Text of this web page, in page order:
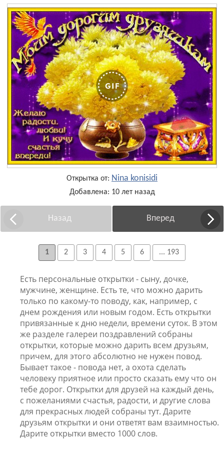
Открытка от: Nina konisidi
Добавлена: 10 лет назад
Назад Вперед
1 2 3 4 5 6 ... 193
Есть персональные открытки - сыну, дочке,
мужчине, женщине. Есть те, что можно дарить
только по какому-то поводу, как, например, с
днем рождения или новым годом. Есть открытки
привязанные к дню недели, времени суток. В этом
же разделе галереи поздравлений собраны
открытки, которые можно дарить всем друзьям,
причем, для этого абсолютно не нужен повод.
Бывает такое - повода нет, а охота сделать
человеку приятное или просто сказать ему что он
тебе дорог. Открытки для друзей на каждый день,
с пожеланиями счастья, радости, и другие слова
для прекрасных людей собраны тут. Дарите
друзьям открытки и они ответят вам взаимностью.
Дарите открытки вместо 1000 слов.